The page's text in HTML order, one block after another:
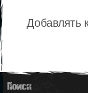
Добавлять
Поиск